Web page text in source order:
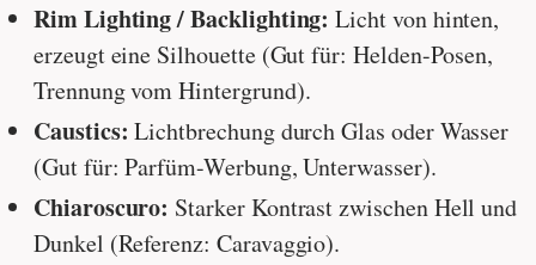
Rim Lighting / Backlighting: Licht von hinten,
erzeugt eine Silhouette (Gut für: Helden-Posen,
Trennung vom Hintergrund).
Caustics: Lichtbrechung durch Glas oder Wasser
(Gut für: Parfüm-Werbung, Unterwasser).
Chiaroscuro: Starker Kontrast zwischen Hell und
Dunkel (Referenz: Caravaggio).